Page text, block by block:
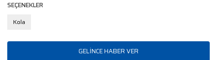
SEÇENEKLER
Kola
GELİNCE HABER VER